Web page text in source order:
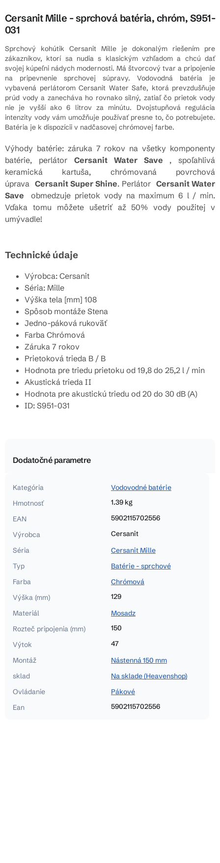
Cersanit Mille - sprchová batéria, chróm, S951-
031
Sprchový kohútik Cersanit Mille je dokonalým riešením pre
zákazníkov, ktorí sa nudia s klasickým vzhľadom a chcú dať
svojej kúpeľni nádych modernosti. Má štvorcový tvar a pripojenie
na pripevnenie sprchovej súpravy. Vodovodná batéria je
vybavená perlátorom Cersanit Water Safe, ktorá prevzdušňuje
prúd vody a zanecháva ho rovnako silný, zatiaľ čo prietok vody
nie je vyšší ako 6 litrov za minútu. Dvojstupňová regulácia
intenzity vody vám umožňuje používať presne to, čo potrebujete.
Batéria je k dispozícii v nadčasovej chrómovej farbe.
Výhody batérie: záruka 7 rokov na všetky komponenty
batérie, perlátor Cersanit Water Save , spoľahlivá
keramická kartuša, chrómovaná povrchová
úprava Cersanit Super Shine. Perlátor Cersanit Water
Save
obmedzuje prietok vody na maximum 6 l / min.
Vďaka tomu môžete ušetriť až 50% vody použitej v
umývadle!
Technické údaje
Výrobca: Cersanit
Séria: Mille
Výška tela [mm] 108
Spôsob montáže Stena
Jedno-páková rukoväť
Farba Chrómová
Záruka 7 rokov
Prietoková trieda B / B
Hodnota pre triedu prietoku od 19,8 do 25,2 l / min
Akustická trieda II
Hodnota pre akustickú triedu od 20 do 30 dB (A)
ID: S951-031
Dodatočné parametre
Kategória
Vodovodné batérie
Hmotnosť
1.39 kg
EAN
5902115702556
Výrobca
Cersanit
Séria
Cersanit Mille
Typ
Batérie - sprchové
Farba
Chrómová
Výška (mm)
129
Materiál
Mosadz
Rozteč pripojenia (mm)
150
Výtok
47
Montáž
Nástenná 150 mm
sklad
Na sklade (Heavenshop)
Ovládanie
Pákové
Ean
5902115702556